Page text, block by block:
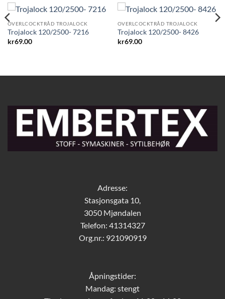
OVERLCOCKTRÅD TROJALOCK
Trojalock 120/2500- 7216
kr69.00
OVERLCOCKTRÅD TROJALOCK
Trojalock 120/2500- 8426
kr69.00
Adresse:
Stasjonsgata 10,
3050 Mjøndalen
Telefon: 41314327
Org.nr.: 921090919
Åpningstider:
Mandag: stengt